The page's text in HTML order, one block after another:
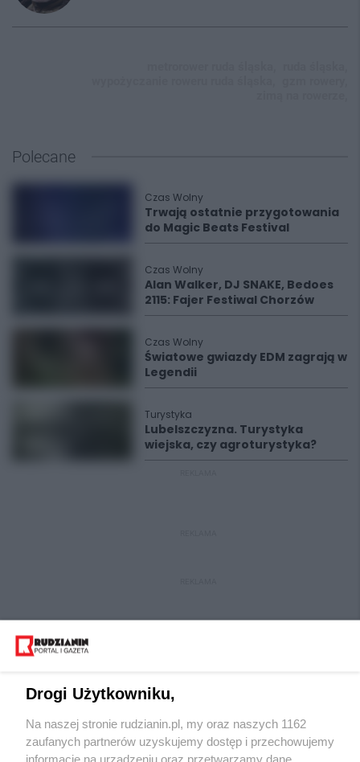
Polecane
Czas Wolny
Trwają ostatnie przygotowania
do Magic Beats Festival
Czas Wolny
Alan Walker, DJ SNAKE, Bedoes
2115: Fajer Festiwal Chorzów
Czas Wolny
Światowe gwiazdy EDM zagrają w
Legendii
Turystyka
Lubelszczyzna. Turystyka
wiejska, czy agroturystyka?
Wydawca mediów lokalnych
Drogi Użytkowniku,
Na naszej stronie rudzianin.pl, my oraz naszych 1162
zaufanych partnerów uzyskujemy dostęp i przechowujemy
informacje na urządzeniu oraz przetwarzamy dane